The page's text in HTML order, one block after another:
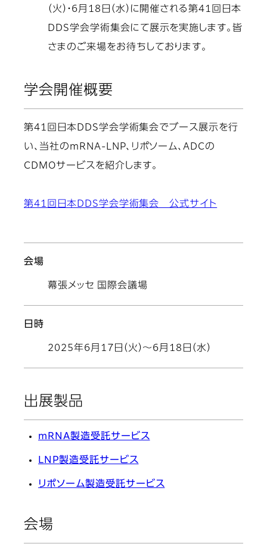
（火）・6月18日（水）に開催される第41回日本
DDS学会学術集会にて展示を実施します。皆
さまのご来場をお待ちしております。
学会開催概要
第41回日本DDS学会学術集会でブース展示を行
い、当社のmRNA-LNP、リポソーム、ADCの
CDMOサービスを紹介します。
第41回日本DDS学会学術集会 公式サイト
会場
幕張メッセ 国際会議場
日時
2025年6月17日（火）～6月18日（水）
出展製品
mRNA製造受託サービス
LNP製造受託サービス
リポソーム製造受託サービス
会場